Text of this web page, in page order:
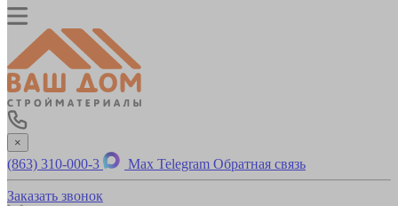
×
(863) 310-000-3 Max Telegram Обратная связь
Заказать звонок